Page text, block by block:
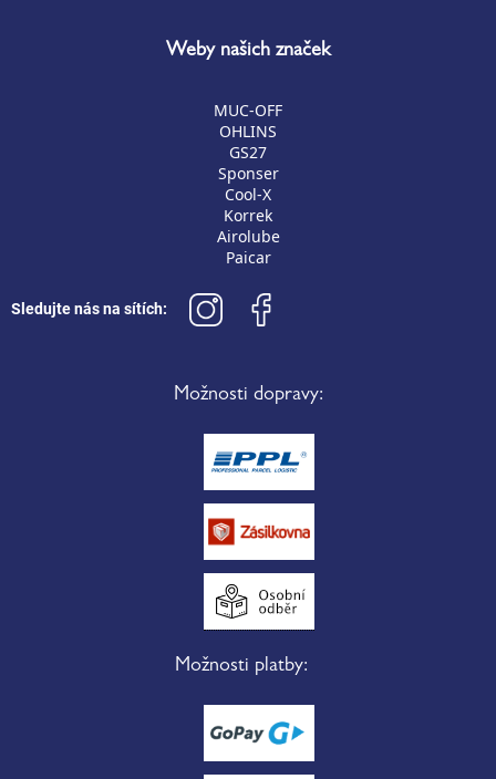
Weby našich značek
MUC-OFF
OHLINS
GS27
Sponser
Cool-X
Korrek
Airolube
Paicar
Sledujte nás na sítích:
Možnosti dopravy:
Možnosti platby: